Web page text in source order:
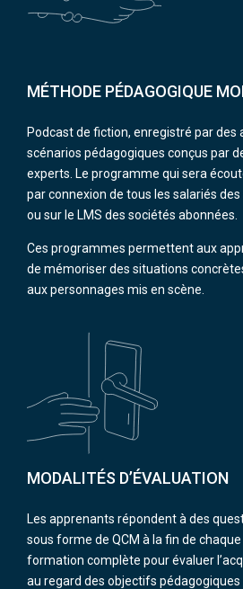
MÉTHODE PÉDAGOGIQUE
Podcast de fiction, enregistré par des
scénarios pédagogiques conçus par
experts. Le programme qui sera
par connexion de tous les salariés
ou sur le LMS des sociétés abonnées.
Ces programmes permettent aux
de mémoriser des situations
aux personnages mis en scène.
MODALITÉS D’ÉVALUATION
Les apprenants répondent à des
sous forme de QCM à la fin de
formation complète pour évaluer
au regard des objectifs pédagogiques